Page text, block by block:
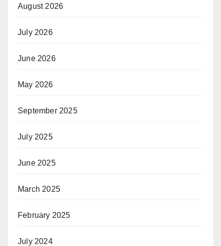
August 2026
July 2026
June 2026
May 2026
September 2025
July 2025
June 2025
March 2025
February 2025
July 2024